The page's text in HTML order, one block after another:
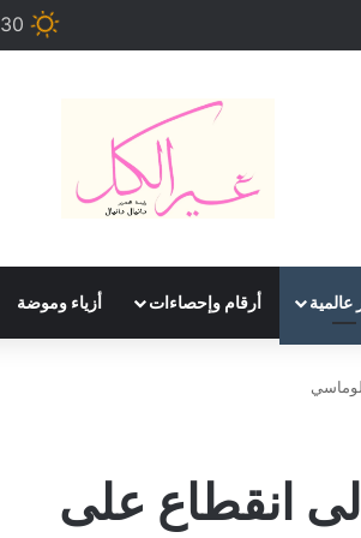
30
عالمية أرقام وإحصاءات أزياء وموضة
انقطاع على